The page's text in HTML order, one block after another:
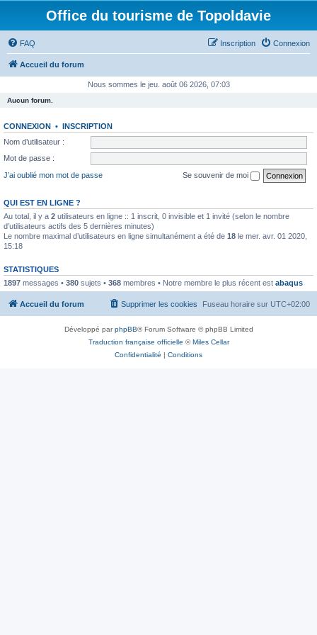
Office du tourisme de Topoldavie
FAQ Connexion
Inscription
Accueil du forum
Nous sommes le jeu. août 06 2026, 07:03
Aucun forum.
CONNEXION • INSCRIPTION
Nom d’utilisateur :
Mot de passe :
J’ai oublié mon mot de passe
Se souvenir de moi
QUI EST EN LIGNE ?
Au total, il y a 2 utilisateurs en ligne :: 1 inscrit, 0 invisible et 1 invité (selon le nombre
d’utilisateurs actifs des 5 dernières minutes)
Le nombre maximal d’utilisateurs en ligne simultanément a été de 18 le mer. avr. 01 2020,
15:18
STATISTIQUES
1897 messages • 380 sujets • 368 membres • Notre membre le plus récent est abaqus
Accueil du forum Fuseau horaire sur UTC+02:00
Supprimer les cookies
Développé parphpBB® Forum Software © phpBB Limited
Traduction française officielle ©Miles Cellar
Confidentialité | Conditions